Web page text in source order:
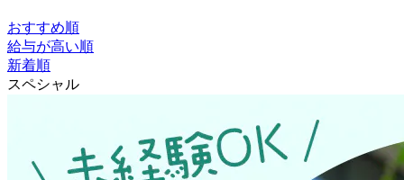
おすすめ順
給与が高い順
新着順
スペシャル